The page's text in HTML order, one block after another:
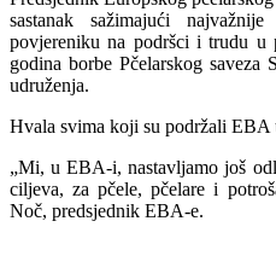
sastanak sažimajući
povjereniku na podršci i trudu
godina borbe Pčelarskog saveza
udruženja.
Hvala svima koji su podržali
„Mi, u EBA-i, nastavljamo još
ciljeva, za pčele, pčelare i
Noč, predsjednik EBA-e.